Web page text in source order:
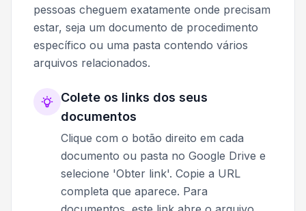
pessoas cheguem exatamente onde precisam
estar, seja um documento de procedimento
específico ou uma pasta contendo vários
arquivos relacionados.
Colete os links dos seus
documentos
Clique com o botão direito em cada
documento ou pasta no Google Drive e
selecione 'Obter link'. Copie a URL
completa que aparece. Para